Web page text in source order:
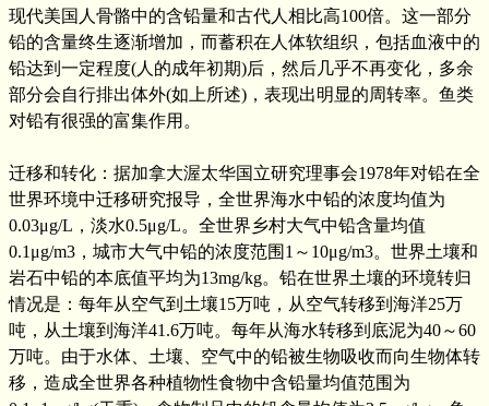
现代美国人骨骼中的含铅量和古代人相比高100倍。这一部分
铅的含量终生逐渐增加，而蓄积在人体软组织，包括血液中的
铅达到一定程度(人的成年初期)后，然后几乎不再变化，多余
部分会自行排出体外(如上所述)，表现出明显的周转率。鱼类
对铅有很强的富集作用。
迁移和转化：据加拿大渥太华国立研究理事会1978年对铅在全
世界环境中迁移研究报导，全世界海水中铅的浓度均值为
0.03μg/L，淡水0.5μg/L。全世界乡村大气中铅含量均值
0.1μg/m3，城市大气中铅的浓度范围1～10μg/m3。世界土壤和
岩石中铅的本底值平均为13mg/kg。铅在世界土壤的环境转归
情况是：每年从空气到土壤15万吨，从空气转移到海洋25万
吨，从土壤到海洋41.6万吨。每年从海水转移到底泥为40～60
万吨。由于水体、土壤、空气中的铅被生物吸收而向生物体转
移，造成全世界各种植物性食物中含铅量均值范围为